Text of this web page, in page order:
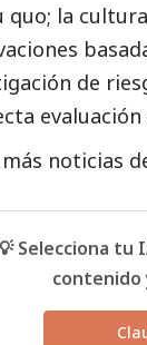
quo; la
de
noticias
Selecciona tu
contenido